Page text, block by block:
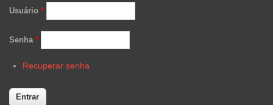
Usuário *
Senha *
Recuperar senha